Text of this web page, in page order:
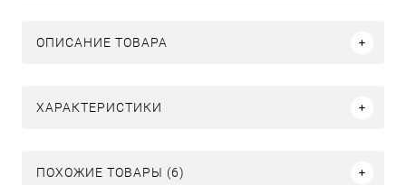
ОПИСАНИЕ ТОВАРА
ХАРАКТЕРИСТИКИ
ПОХОЖИЕ ТОВАРЫ (6)